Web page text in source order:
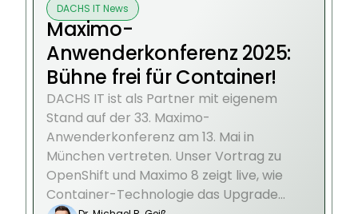
DACHS IT News
Maximo-
Anwenderkonferenz 2025:
Bühne frei für Container!
DACHS IT ist als Partner mit eigenem
Stand auf der 33. Maximo-
Anwenderkonferenz am 13. Mai in
München vertreten. Unser Vortrag zu
OpenShift und Maximo 8 zeigt live, wie
Container-Technologie das Upgrade